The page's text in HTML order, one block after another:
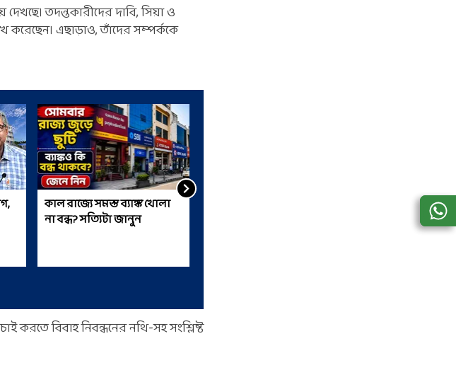
তদন্তকারীদের দাবি, সিয়া ও
করেছেন। এছাড়াও, তাঁদের সম্পর্ককে
কাল রাজ্যে সমস্ত ব্যাঙ্ক খোলা
না বন্ধ? সত্যিটা জানুন
করতে বিবাহ নিবন্ধনের নথি-সহ সংশ্লিষ্ট